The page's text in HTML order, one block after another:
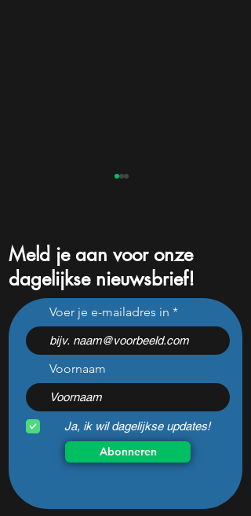
SpaceX IPO +19%: mijn
plan voor het meest
gehypte aandeel van
2026
Meld je aan voor onze
dagelijkse nieuwsbrief!
Voer je e-mailadres in
Voornaam
Ja, ik wil dagelijkse updates!
Abonneren